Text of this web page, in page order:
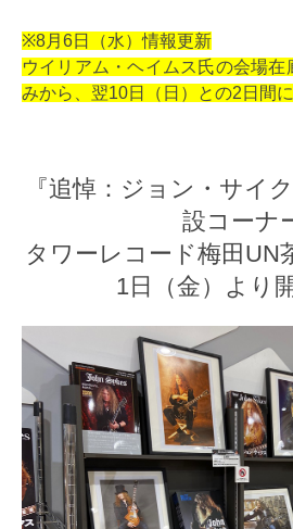
※8月6日（水）情報更新
ウイリアム・ヘイムス氏の会場
みから、翌10日（日）との2日間に
『追悼：ジョン・サイ
設コーナ
タワーレコード梅田UN
1日（金）より